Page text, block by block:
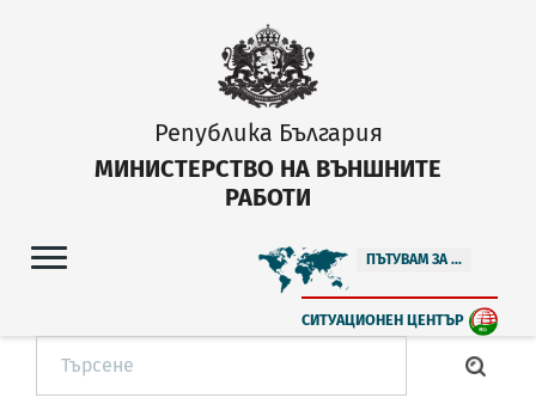
Република България
МИНИСТЕРСТВО НА ВЪНШНИТЕ
РАБОТИ
ПЪТУВАМ ЗА ...
СИТУАЦИОНЕН ЦЕНТЪР